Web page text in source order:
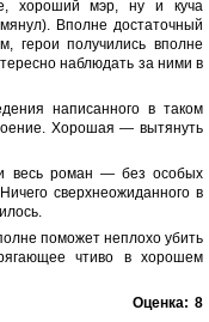
хороший мэр, ну и куча
Вполне достаточный
герои получились вполне
наблюдать за ними в
написанного в таком
Хорошая — вытянуть
весь роман — без особых
сверхнеожиданного в
поможет неплохо убить
чтиво в хорошем
Оценка: 8